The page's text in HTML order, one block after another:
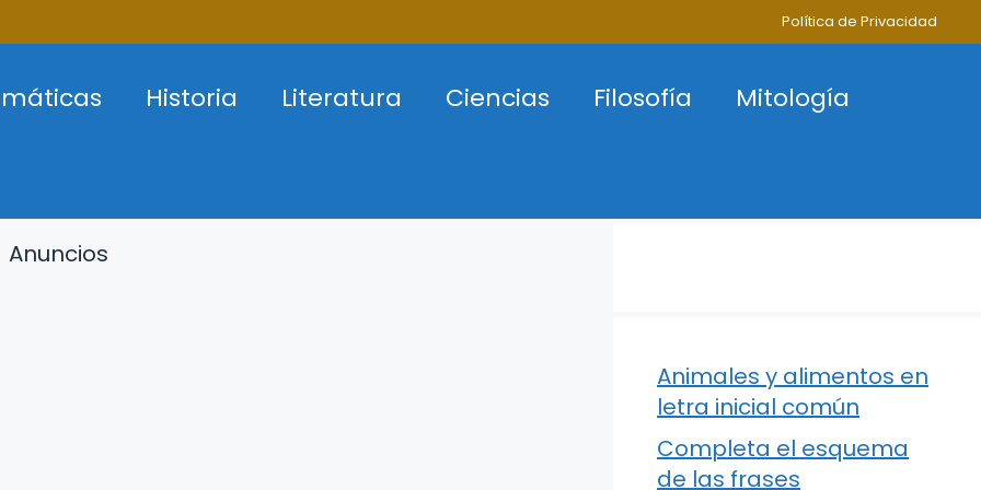
Política de Privacidad
Historia Literatura Ciencias Filosofía
Mitología
Anuncios
Animales y alimentos en
letra inicial común
Completa el esquema
de las frases